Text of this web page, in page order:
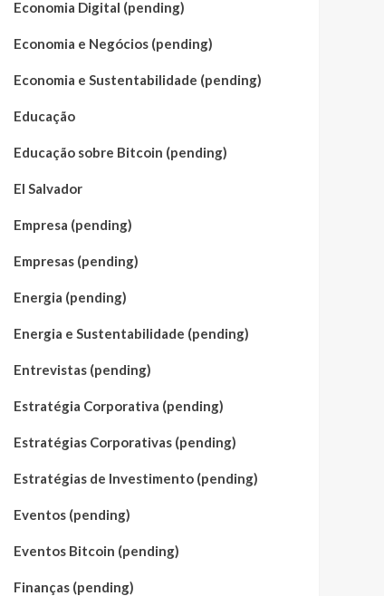
Economia Digital (pending)
Economia e Negócios (pending)
Economia e Sustentabilidade (pending)
Educação
Educação sobre Bitcoin (pending)
El Salvador
Empresa (pending)
Empresas (pending)
Energia (pending)
Energia e Sustentabilidade (pending)
Entrevistas (pending)
Estratégia Corporativa (pending)
Estratégias Corporativas (pending)
Estratégias de Investimento (pending)
Eventos (pending)
Eventos Bitcoin (pending)
Finanças (pending)